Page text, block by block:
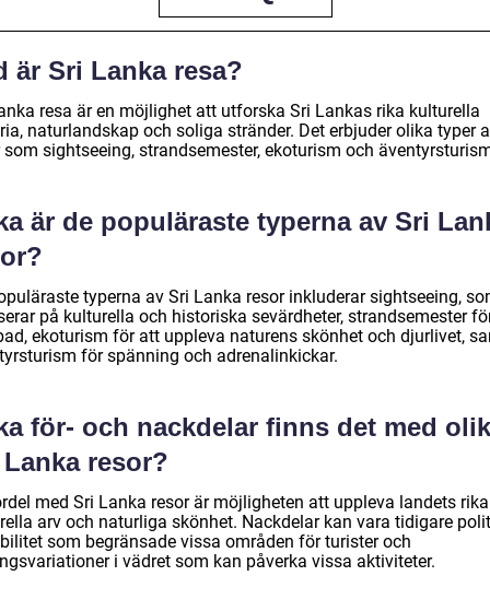
är Sri Lanka resa?
resa är en möjlighet att utforska Sri Lankas rika kulturella
naturlandskap och soliga stränder. Det erbjuder olika typer
som sightseeing, strandsemester, ekoturism och
är de populäraste typerna av Sri
typerna av Sri Lanka resor inkluderar sightseeing,
på kulturella och historiska sevärdheter, strandsemester
ekoturism för att uppleva naturens skönhet och djurlivet,
för spänning och adrenalinkickar.
för- och nackdelar finns det med
resor?
med Sri Lanka resor är möjligheten att uppleva landets rika
arv och naturliga skönhet. Nackdelar kan vara tidigare
som begränsade vissa områden för turister och
i vädret som kan påverka vissa aktiviteter.